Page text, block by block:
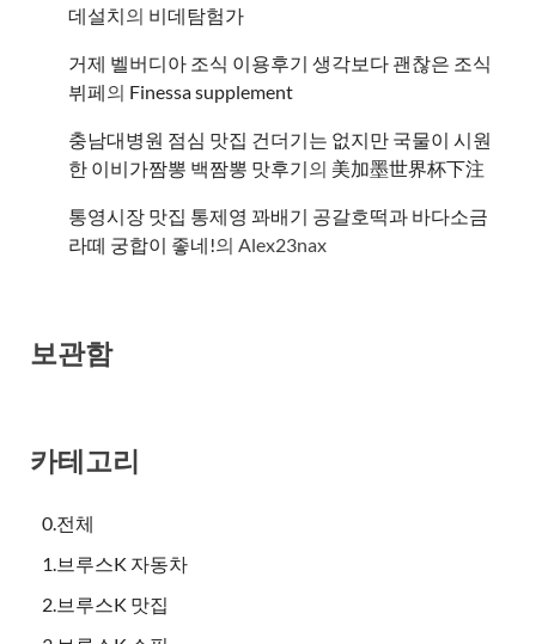
데설치의 비데탐험가
거제 벨버디아 조식 이용후기 생각보다 괜찮은 조식
뷔페의 ​Finessa supplement
충남대병원 점심 맛집 건더기는 없지만 국물이 시원
한 이비가짬뽕 백짬뽕 맛후기의 美加墨世界杯下注
통영시장 맛집 통제영 꽈배기 공갈호떡과 바다소금
라떼 궁합이 좋네!의 Alex23nax
보관함
카테고리
0.전체
1.브루스K 자동차
2.브루스K 맛집